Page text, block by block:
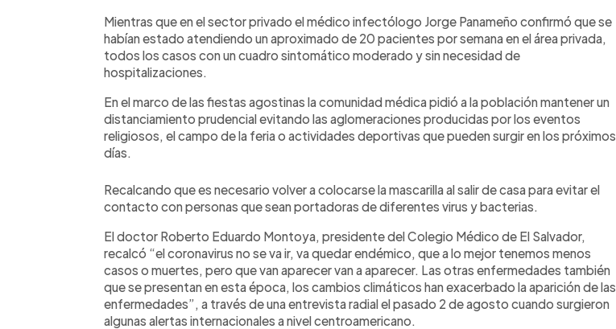
Mientras que en el sector privado el médico infectólogo Jorge Panameño confirmó que se
habían estado atendiendo un aproximado de 20 pacientes por semana en el área privada,
todos los casos con un cuadro sintomático moderado y sin necesidad de
hospitalizaciones.
En el marco de las fiestas agostinas la comunidad médica pidió a la población mantener un
distanciamiento prudencial evitando las aglomeraciones producidas por los eventos
religiosos, el campo de la feria o actividades deportivas que pueden surgir en los próximos
días.
Recalcando que es necesario volver a colocarse la mascarilla al salir de casa para evitar el
contacto con personas que sean portadoras de diferentes virus y bacterias.
El doctor Roberto Eduardo Montoya, presidente del Colegio Médico de El Salvador,
recalcó “el coronavirus no se va ir, va quedar endémico, que a lo mejor tenemos menos
casos o muertes, pero que van aparecer van a aparecer. Las otras enfermedades también
que se presentan en esta época, los cambios climáticos han exacerbado la aparición de las
enfermedades”, a través de una entrevista radial el pasado 2 de agosto cuando surgieron
algunas alertas internacionales a nivel centroamericano.